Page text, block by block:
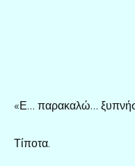
«Ε… παρακαλώ…
Τίποτα.